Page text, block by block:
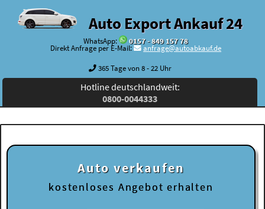
Auto Export Ankauf 24
WhatsApp:
0157 - 849 157 78
Direkt Anfrage per E-Mail:
anfrage@autoabkauf.de
365 Tage von 8 - 22 Uhr
Hotline deutschlandweit:
0800-0044333
Auto verkaufen
kostenloses Angebot erhalten